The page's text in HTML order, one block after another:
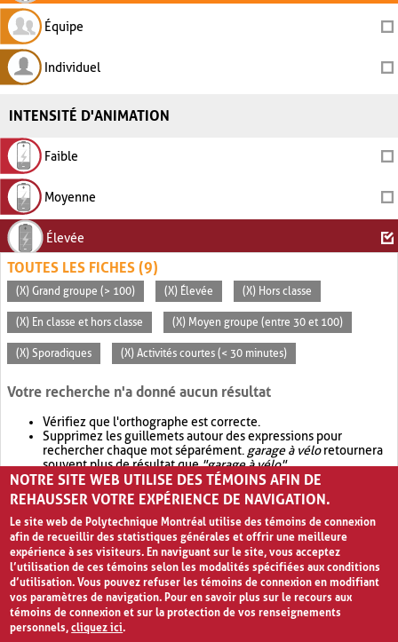
Équipe
Individuel
INTENSITÉ D'ANIMATION
Faible
Moyenne
Élevée
TOUTES LES FICHES (9)
(X) Grand groupe (> 100) (X) Élevée (X) Hors classe
(X) En classe et hors classe (X) Moyen groupe (entre 30 et 100)
(X) Sporadiques (X) Activités courtes (< 30 minutes)
Votre recherche n'a donné aucun résultat
Vérifiez que l'orthographe est correcte.
Supprimez les guillemets autour des expressions pour
rechercher chaque mot séparément. garage à véloretournera
souvent plus de résultat que"garage à vélo".
Envisagez d'élargir votre recherche avec OR.garage OR vélo
retournera souvent plus de résultat quegarage à vélo
NOTRE SITE WEB UTILISE DES TÉMOINS AFIN DE
REHAUSSER VOTRE EXPÉRIENCE DE NAVIGATION.
Le site web de Polytechnique Montréal utilise des témoins de connexion
afin de recueillir des statistiques générales et offrir une meilleure
expérience à ses visiteurs. En naviguant sur le site, vous acceptez
l’utilisation de ces témoins selon les modalités spécifiées aux conditions
d’utilisation. Vous pouvez refuser les témoins de connexion en modifiant
vos paramètres de navigation. Pour en savoir plus sur le recours aux
témoins de connexion et sur la protection de vos renseignements
personnels,cliquez ici.